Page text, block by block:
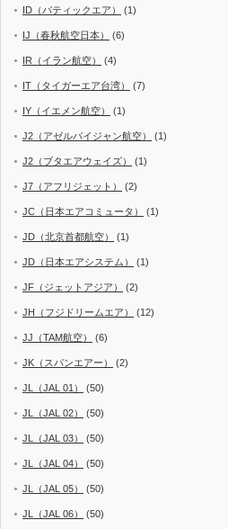
ID（バティックエア） (1)
IJ（春秋航空日本） (6)
IR（イラン航空） (4)
IT（タイガーエア台湾） (7)
IY（イエメン航空） (1)
J2（アゼルバイジャン航空） (1)
J2（ブタエアウェイズ） (1)
J7（アフリジェット） (2)
JC（日本エアコミュータ） (1)
JD（北京首都航空） (1)
JD（日本エアシステム） (1)
JF（ジェットアジア） (2)
JH（フジドリームエア） (12)
JJ（TAM航空） (6)
JK（スパンエアー） (2)
JL（JAL 01） (50)
JL（JAL 02） (50)
JL（JAL 03） (50)
JL（JAL 04） (50)
JL（JAL 05） (50)
JL（JAL 06） (50)